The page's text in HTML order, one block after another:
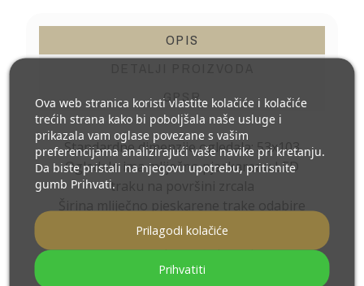
OPIS
GPSR
Standardne dimenzije ogledala: 53x103
Ogledalo ima mliječno pjeskarenu LED
traku na površini zrcala
se prema dimenzijama ogledala
individualnoj narudžbi kupca
Ova web stranica koristi vlastite kolačiće i kolačiće
trećih strana kako bi poboljšala naše usluge i
prikazala vam oglase povezane s vašim
preferencijama analizirajući vaše navike pri kretanju.
Da biste pristali na njegovu upotrebu, pritisnite
gumb Prihvati.
Prilagodi kolačiće
Prihvatiti